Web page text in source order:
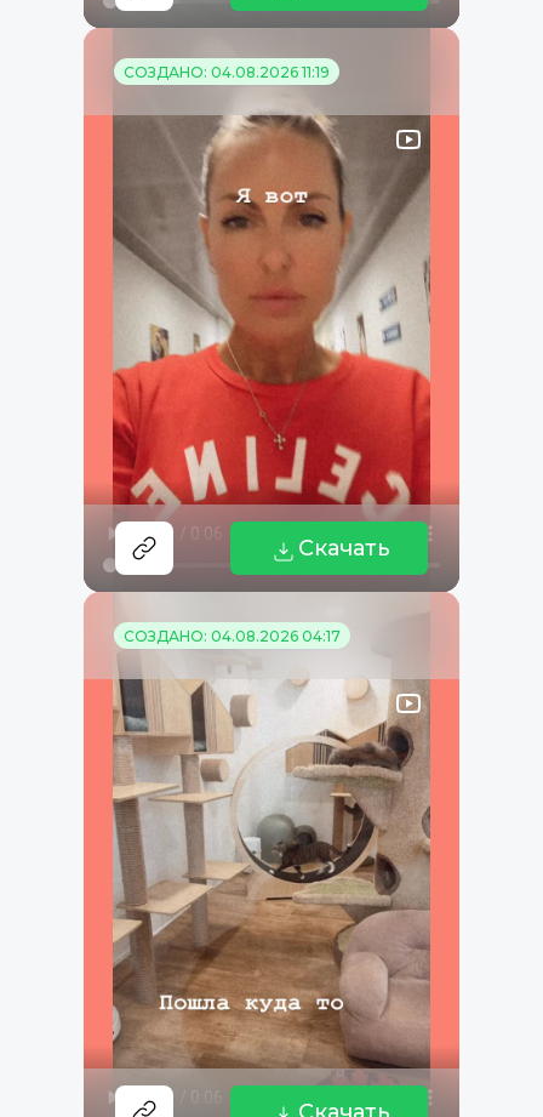
СОЗДАНО: 04.08.2026 11:19
Скачать
СОЗДАНО: 04.08.2026 04:17